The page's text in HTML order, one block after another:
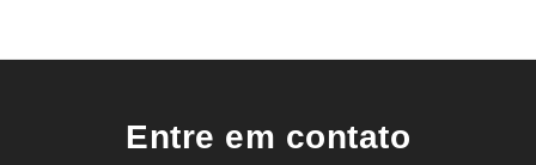
Entre em contato